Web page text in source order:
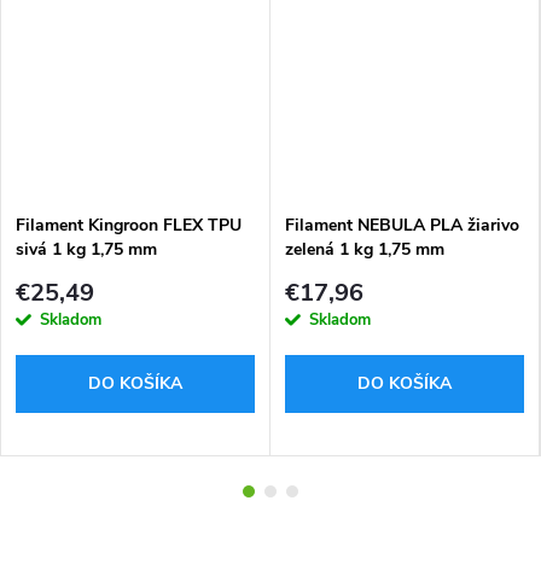
Filament Kingroon FLEX TPU
sivá 1 kg 1,75 mm
€25,49
Skladom
DO KOŠÍKA
Filament NEBULA PLA žiarivo
zelená 1 kg 1,75 mm
€17,96
Skladom
DO KOŠÍKA